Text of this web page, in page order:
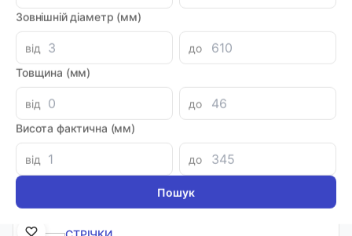
Зовнішній діаметр (мм)
від
до
Товщина (мм)
від
до
Висота фактична (мм)
від до
Ізолента, акрил, червона 19ммх18мм TRUPER
Код товара: 58985
Артикул: M-33R
Виробник: TRUPER
Луцьк: 8